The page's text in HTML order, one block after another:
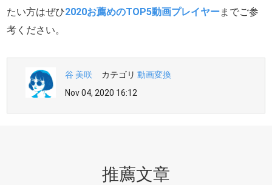
たい方はぜひ2020お薦めのTOP5動画プレイヤーまでご参
考ください。
谷 美咲 カテゴリ動画変換
Nov 04, 2020 16:12
推薦文章